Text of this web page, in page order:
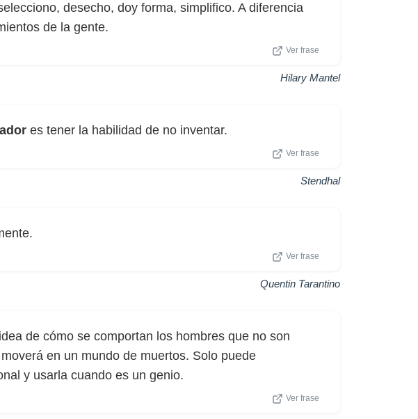
desecho, doy forma, simplifico. A diferencia
de la gente.
Ver frase
Hilary Mantel
es tener la habilidad de no inventar.
Ver frase
Stendhal
Ver frase
Quentin Tarantino
de cómo se comportan los hombres que no son
en un mundo de muertos. Solo puede
y usarla cuando es un genio.
Ver frase